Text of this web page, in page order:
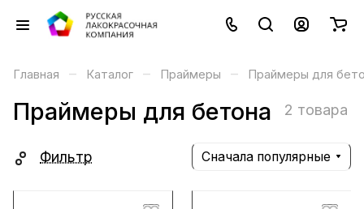
Главная – Каталог – Праймеры – Праймеры для
Праймеры для бетона 2 товара
Фильтр Сначала популярные